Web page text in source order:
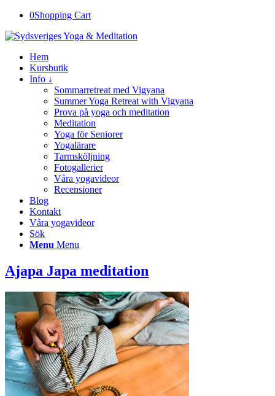
0Shopping Cart
Hem
Kursbutik
Info ↓
Sommarretreat med Vigyana
Summer Yoga Retreat with Vigyana
Prova på yoga och meditation
Meditation
Yoga för Seniorer
Yogalärare
Tarmsköljning
Fotogallerier
Våra yogavideor
Recensioner
Blog
Kontakt
Våra yogavideor
Sök
Menu Menu
Ajapa Japa meditation